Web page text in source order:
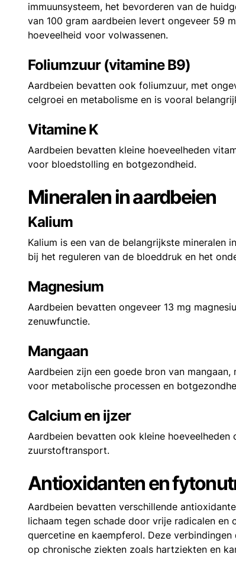
immuunsysteem, het bevorderen van de
van 100 gram aardbeien levert ongeveer 59
hoeveelheid voor volwassenen.
Foliumzuur (vitamine B9)
Aardbeien bevatten ook foliumzuur, met
celgroei en metabolisme en is vooral
Vitamine K
Aardbeien bevatten kleine hoeveelheden
voor bloedstolling en botgezondheid.
Mineralen in aardbeien
Kalium
Kalium is een van de belangrijkste mineralen
bij het reguleren van de bloeddruk en het
Magnesium
Aardbeien bevatten ongeveer 13 mg
zenuwfunctie.
Mangaan
Aardbeien zijn een goede bron van
voor metabolische processen en
Calcium en ijzer
Aardbeien bevatten ook kleine
zuurstoftransport.
Antioxidanten en
Aardbeien bevatten verschillende
lichaam tegen schade door vrije radicalen en
quercetine en kaempferol. Deze
op chronische ziekten zoals hartziekten en